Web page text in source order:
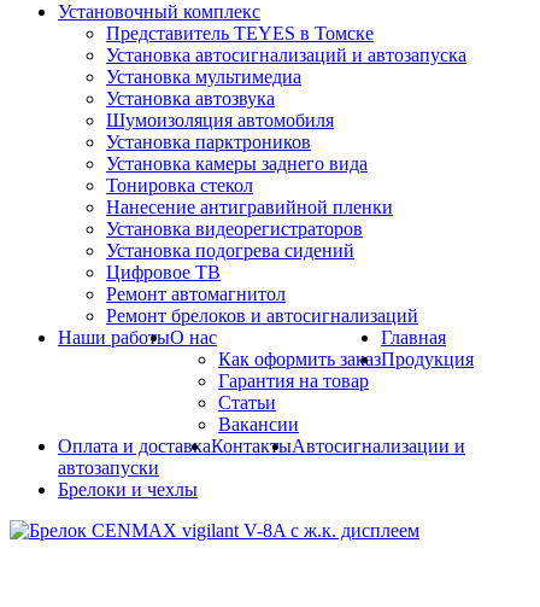
Установочный комплекс
Представитель TEYES в Томске
Установка автосигнализаций и автозапуска
Установка мультимедиа
Установка автозвука
Шумоизоляция автомобиля
Установка парктроников
Установка камеры заднего вида
Тонировка стекол
Нанесение антигравийной пленки
Установка видеорегистраторов
Установка подогрева сидений
Цифровое ТВ
Ремонт автомагнитол
Ремонт брелоков и автосигнализаций
Наши работыО нас
Как оформить заказ
Гарантия на товар
Статьи
Вакансии
Оплата и доставкаКонтакты
Главная
Продукция
Автосигнализации и
автозапуски
Брелоки и чехлы